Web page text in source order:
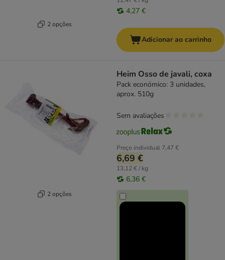
2 opções
4,27 €
Adicionar ao carrinho
2 opções
Heim Osso de javali, coxa
Pack económico: 3 unidades,
aprox. 510g
Preço individual 7,47 €
6,69 €
13,12 € / kg
6,36 €
Sem avaliações